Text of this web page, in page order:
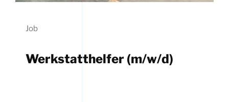
Job
Werkstatthelfer (m/w/d)